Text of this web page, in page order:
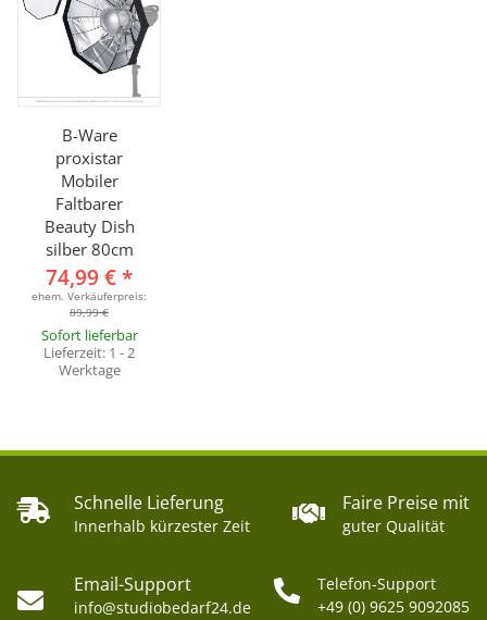
B-Ware
proxistar
Mobiler
Faltbarer
Beauty Dish
silber 80cm
74,99 €*
ehem. Verkäuferpreis:
89,99 €
Sofort lieferbar
Lieferzeit: 1 - 2
Werktage
Schnelle Lieferung
Innerhalb kürzester Zeit
Faire Preise mit
guter Qualität
Email-Support
info@studiobedarf24.de
Telefon-Support
+49 (0) 9625 9092085